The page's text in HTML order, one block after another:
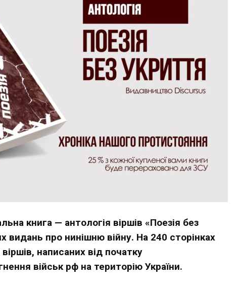
книга — антологія віршів «Поезія без
видань про нинішню війну. На 240 сторінках
написаних від початку
військ рф на територію України.